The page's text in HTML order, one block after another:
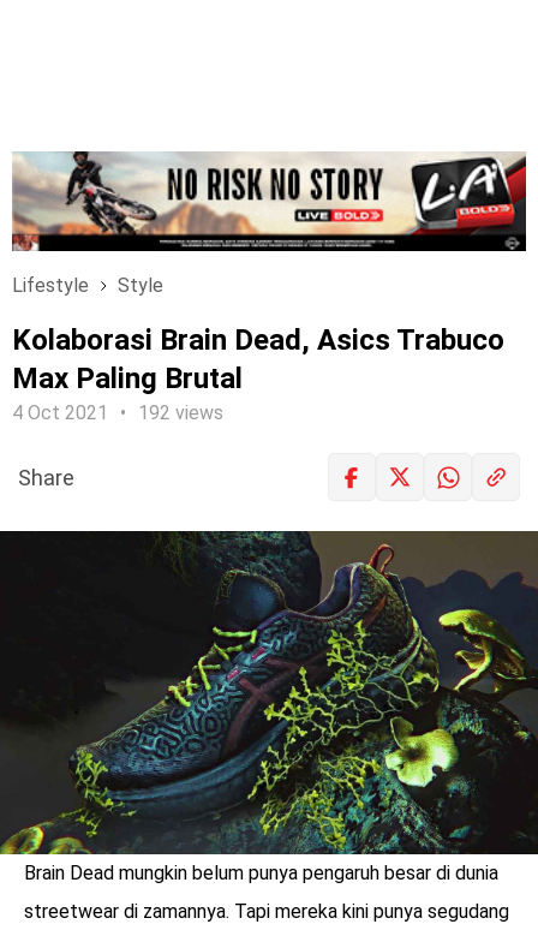
Lifestyle Style
Kolaborasi Brain Dead, Asics Trabuco
Max Paling Brutal
4 Oct 2021 192 views
LOGIN
Share
Brain Dead mungkin belum punya pengaruh besar di dunia
streetwear di zamannya. Tapi mereka kini punya segudang